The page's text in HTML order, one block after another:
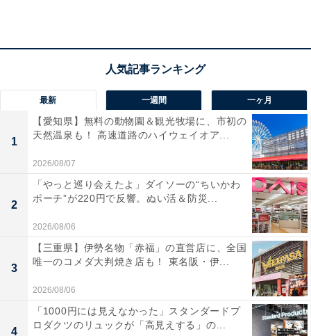
食・カレーを楽しめる「五福の伊達ちゃんKitchen」、手
＆ピザのテイクアウトコーナーなど、幅広い選択肢が揃
います。週末には気球係留体験やステージイベントも開
催されており、買い物だけでなくお出かけ体験としても
楽しめるスポットです。
最新 一週間 一ヶ月
1
【愛知県】無料の動物園＆観光牧場に、市初の
天然温泉も！ 高速道路のハイウェイオア...
2026/08/07
2
「やっと巡り会えたよ」ダイソーの“ちいかわ
ポーチ”が220円で反響。ぬい活＆防災...
2026/08/06
3
【三重県】伊勢名物「赤福」の直営店に、全国
唯一のコメダ大判焼き店も！ 東名阪・伊...
2026/08/06
4
「1000円には見えなかった」スタンダードプ
ロダクツのリュックが「高見えする」の...